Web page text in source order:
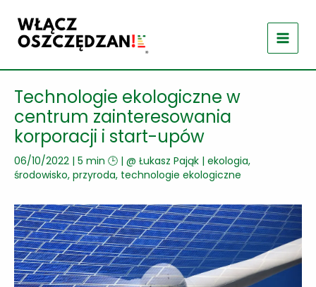
treści
Technologie ekologiczne w
centrum zainteresowania
korporacji i start-upów
06/10/2022 | 5 min 🕒 | @ Łukasz Pająk | ekologia,
środowisko, przyroda, technologie ekologiczne